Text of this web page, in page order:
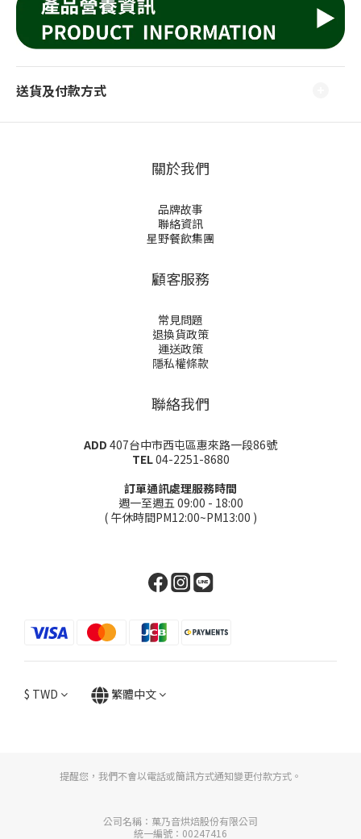
送貨及付款方式
關於我們
品牌故事
聯絡資訊
星野餐飲集團
顧客服務
常見問題
退換貨政策
運送政策
隱私權條款
聯絡我們
ADD 407台中市西屯區惠來路一段86號
TEL04-2251-8680
訂單通訊處理服務時間
週一至週五 09:00 - 18:00
( 午休時間PM12:00~PM13:00 )
$ TWD 繁體中文
提醒您，我們不會以電話或簡訊方式通知變更付款方式。
公司名稱：菓乃音烘焙股份有限公司
統一編號：00247416